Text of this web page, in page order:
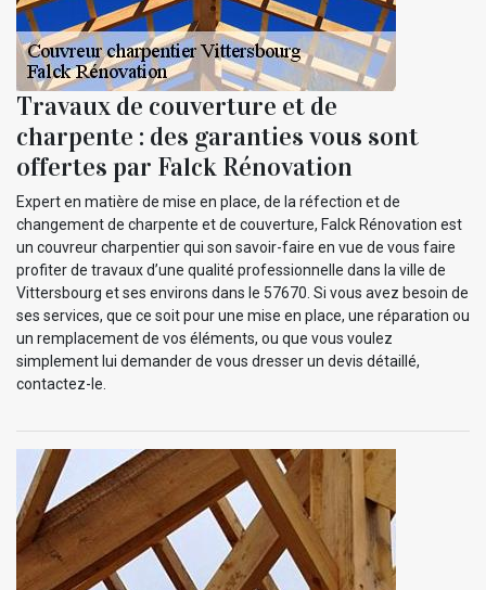
Travaux de couverture et de
charpente : des garanties vous sont
offertes par Falck Rénovation
Expert en matière de mise en place, de la réfection et de
changement de charpente et de couverture, Falck Rénovation est
un couvreur charpentier qui son savoir-faire en vue de vous faire
profiter de travaux d’une qualité professionnelle dans la ville de
Vittersbourg et ses environs dans le 57670. Si vous avez besoin de
ses services, que ce soit pour une mise en place, une réparation ou
un remplacement de vos éléments, ou que vous voulez
simplement lui demander de vous dresser un devis détaillé,
contactez-le.